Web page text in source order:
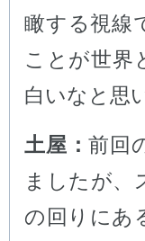
瞰する視線
ことが世界
白いなと思
土屋：前回
ましたが、
の回りにあ